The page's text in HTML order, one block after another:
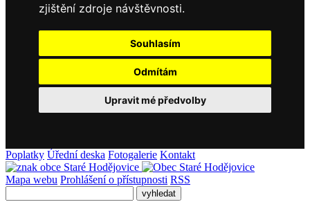
zjištění zdroje návštěvnosti.
Souhlasím
Odmítám
Upravit mé předvolby
Poplatky Úřední deska Fotogalerie Kontakt
Mapa webu Prohlášení o přístupnosti RSS